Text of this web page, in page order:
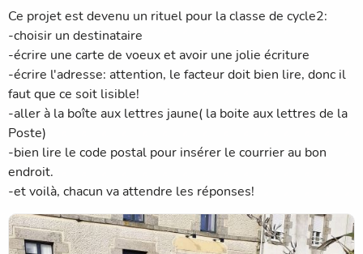
Ce projet est devenu un rituel pour la classe de cycle2:
-choisir un destinataire
-écrire une carte de voeux et avoir une jolie écriture
-écrire l'adresse: attention, le facteur doit bien lire, donc il
faut que ce soit lisible!
-aller à la boîte aux lettres jaune( la boite aux lettres de la
Poste)
-bien lire le code postal pour insérer le courrier au bon
endroit.
-et voilà, chacun va attendre les réponses!